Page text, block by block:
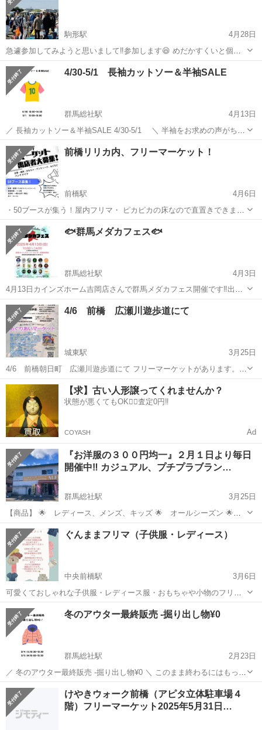
駒形駅
4月28日
急遽参加してみようと思いまして‼️参加します😆 めだかすくいと個体
とミジンコ少し持っていってまったりしようかと🤭 【時間】 9:00～
14:00 【場所】 前橋総合運動公園(東側駐車場) 〒379-2107群馬県前橋
市荒口...
群馬 フリーマーケット めだか
4/30-5/1 長袖カットソー＆半袖SALE
群馬総社駅
4月13日
／ 長袖カットソー＆半袖SALE 4/30-5/1 ＼ 半袖をお求めの声がちら
ほら聞かれるようになりました。在庫の半袖が並びますのでこの機会
にどうぞ！当日はもう少し使いたい¥100物お洋服登場！ ＊5/1...
群馬 前橋市 群馬総社駅 フリーマーケット
前橋リリカ内、フリーマーケット！
前橋駅
4月6日
・50ブースが集う！屋内フリマ・ ピカピカの床なので直置きできます
よ。 開催日の1週間前〜事前搬入OK！ 当日はらくらく入場！ もうす
ぐ定員に達しますので若干名の募集です。 ⭐︎お申込み・お問い合わせ
は、 ...
群馬 前橋市 前橋駅 フリーマーケット
🐟群馬メダカフェス🐟
群馬総社駅
4月3日
4月13日カインズホーム吉岡店さんで群馬メダカフェス開催です‼️出店
位置決まりました😊わたくし14番です😌ぜひ遊びに来てください😊め
だかすくいもやりまーす✨ よろしくお願いします‼️
群馬 前橋市 群馬総社駅 フリーマーケット
4/6 前橋 広瀬川遊歩道にて
城東駅
3月25日
4/6 前橋朝日町 広瀬川遊歩道にて フリーマーケットがあります。
久しぶりに参加させていただきます😀 写真2.3.4は昨年の様子です。
メダカ掬いをやりますので お時間可能な方は是非遊びに来てください
✨️ 宜しくお...
群馬 前橋市 城東駅 フリーマーケット
【求】古い人形譲ってくれませんか？
状態が悪くてもOK🙆‍♀️査定0円‼️
COYASH Ad
『お洋服の３００円均一』２月１日より毎日
開催中‼️ カジュアル、プチプラブラン…
群馬総社駅
3月25日
【商品】 🌟 レディース、メンズ、キッズ 🌟 オールシーズン 🌟
衣類、シューズ、バッグ、小物 etc.. 🌟 USED品(タグ付き未使用品も
含む) 🌟 カジュアルブランド、プチプラブランド 中心に90...
群馬 前橋市 群馬総社駅 フリーマーケット
ぐんままフリマ（子供服・レディース）
中央前橋駅
3月6日
可愛くておしゃれな子供服・レディース服・おもちゃや小物のフリー
マーケットです！ 激安商品から海外のちょっとお高い子供服まで約
300着以上あります☺︎当日は近隣でマルシェも開催されますのでぜひ遊
びに来てください◯ 詳細→Ins...
群馬 中央前橋駅 フリーマーケット フリマ
冬のアウター最終販売 -掘り出し物¥0
群馬総社駅
2月23日
／ 冬のアウター最終販売 -掘り出し物¥0 ＼ このまま終わるにはもった
いない！冬のアウター最終販売を実施します。 来年の冬に向けて用意
しておく？ まだまだ寒いから新調したい！ などなどこの機会にご利用
くだ...
群馬 群馬総社駅 フリーマーケット 掘り出し物
けやきウォーク前橋（アピタ立体駐車場４
階）フリーマーケット2025年5月31日…